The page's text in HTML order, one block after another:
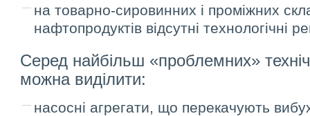
на товарно-сировинних і проміжних
нафтопродуктів відсутні технологічні
Серед найбільш «проблемних»
можна виділити:
насосні агрегати, що перекачують